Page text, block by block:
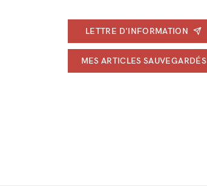
LETTRE D'INFORMATION
MES ARTICLES SAUVEGARDÉS